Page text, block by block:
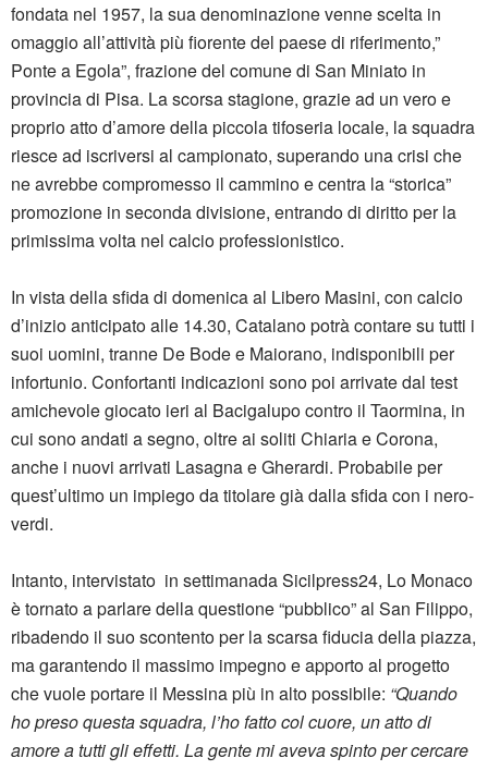
fondata nel 1957, la sua denominazione venne scelta in
omaggio all’attività più fiorente del paese di riferimento,”
Ponte a Egola”, frazione del comune di San Miniato in
provincia di Pisa. La scorsa stagione, grazie ad un vero e
proprio atto d’amore della piccola tifoseria locale, la squadra
riesce ad iscriversi al campionato, superando una crisi che
ne avrebbe compromesso il cammino e centra la “storica”
promozione in seconda divisione, entrando di diritto per la
primissima volta nel calcio professionistico.
In vista della sfida di domenica al Libero Masini, con calcio
d’inizio anticipato alle 14.30, Catalano potrà contare su tutti i
suoi uomini, tranne De Bode e Maiorano, indisponibili per
infortunio. Confortanti indicazioni sono poi arrivate dal test
amichevole giocato ieri al Bacigalupo contro il Taormina, in
cui sono andati a segno, oltre ai soliti Chiaria e Corona,
anche i nuovi arrivati Lasagna e Gherardi. Probabile per
quest’ultimo un impiego da titolare già dalla sfida con i nero-
verdi.
Intanto, intervistato in settimanada Sicilpress24, Lo Monaco
è tornato a parlare della questione “pubblico” al San Filippo,
ribadendo il suo scontento per la scarsa fiducia della piazza,
ma garantendo il massimo impegno e apporto al progetto
che vuole portare il Messina più in alto possibile: “Quando
ho preso questa squadra, l’ho fatto col cuore, un atto di
amore a tutti gli effetti. La gente mi aveva spinto per cercare